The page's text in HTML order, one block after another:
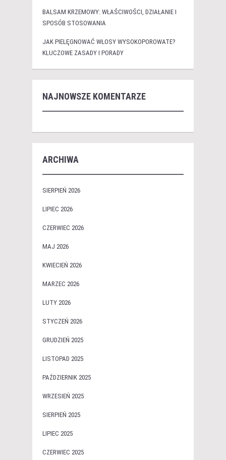
BALSAM KRZEMOWY: WŁAŚCIWOŚCI, DZIAŁANIE I
SPOSÓB STOSOWANIA
JAK PIELĘGNOWAĆ WŁOSY WYSOKOPOROWATE?
KLUCZOWE ZASADY I PORADY
NAJNOWSZE KOMENTARZE
ARCHIWA
SIERPIEŃ 2026
LIPIEC 2026
CZERWIEC 2026
MAJ 2026
KWIECIEŃ 2026
MARZEC 2026
LUTY 2026
STYCZEŃ 2026
GRUDZIEŃ 2025
LISTOPAD 2025
PAŹDZIERNIK 2025
WRZESIEŃ 2025
SIERPIEŃ 2025
LIPIEC 2025
CZERWIEC 2025